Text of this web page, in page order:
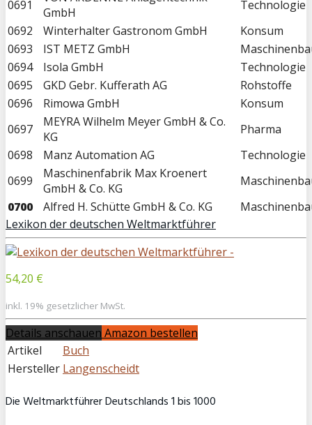
0691
GmbH
Technologie
0692
Winterhalter Gastronom GmbH
Konsum
0693
IST METZ GmbH
0694
Isola GmbH
Technologie
0695
GKD Gebr. Kufferath AG
Rohstoffe
0696
Rimowa GmbH
Konsum
0697
MEYRA Wilhelm Meyer GmbH & Co.
KG
Pharma
0698
Manz Automation AG
Technologie
0699
Maschinenfabrik Max Kroenert
GmbH & Co. KG
0700
Alfred H. Schütte GmbH & Co. KG
Lexikon der deutschen Weltmarktführer
54,20 €
inkl. 19% gesetzlicher MwSt.
Details anschauen Amazon bestellen
Artikel
Buch
Hersteller Langenscheidt
Die Weltmarktführer Deutschlands 1 bis 1000